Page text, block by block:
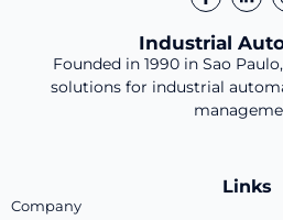
Industrial
Founded in 1990 in Sao
solutions for industrial
Links
Company